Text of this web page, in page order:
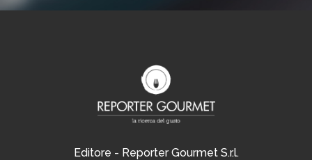
Editore - Reporter Gourmet S.r.l.